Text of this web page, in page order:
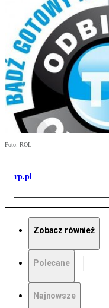
Foto: ROL
rp.pl
Zobacz również
Polecane
Najnowsze